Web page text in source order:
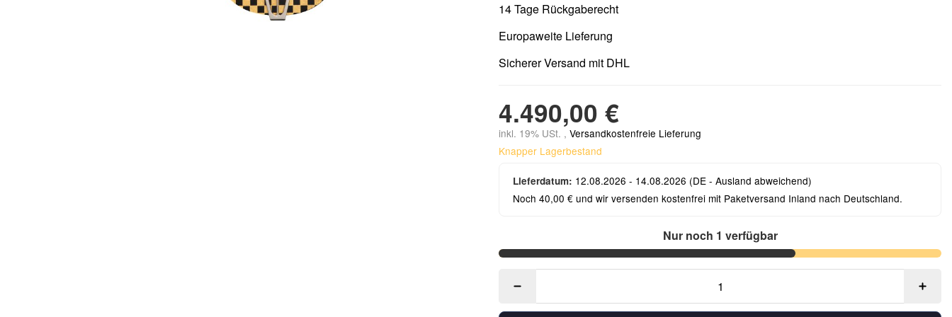
14 Tage Rückgaberecht
Europaweite Lieferung
Sicherer Versand mit DHL
4.490,00 €
inkl. 19% USt. , Versandkostenfreie Lieferung
Knapper Lagerbestand
Lieferdatum: 12.08.2026 - 14.08.2026 (DE - Ausland abweichend)
Noch 40,00 € und wir versenden kostenfrei mit Paketversand Inland nach Deutschland.
Nur noch 1 verfügbar